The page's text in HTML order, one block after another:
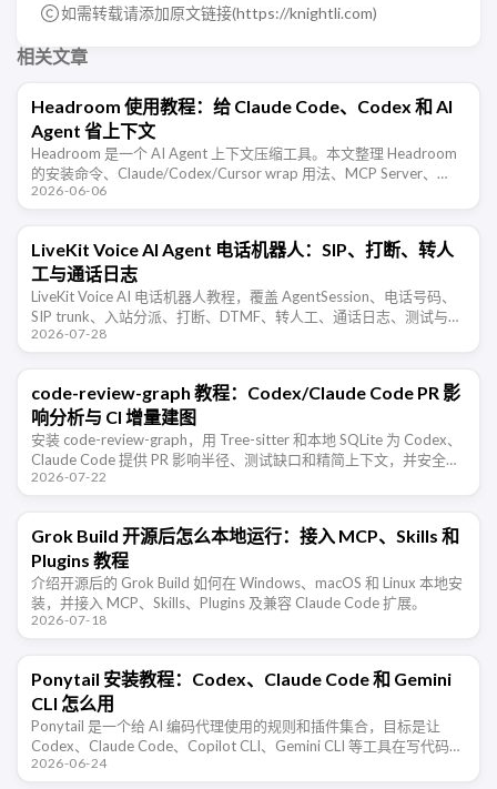
如需转载请添加原文链接(https://knightli.com)
相关文章
Headroom 使用教程：给 Claude Code、Codex 和 AI
Agent 省上下文
Headroom 是一个 AI Agent 上下文压缩工具。本文整理 Headroom
的安装命令、Claude/Codex/Cursor wrap 用法、MCP Server、
proxy 模式，以及 …
2026-06-06
LiveKit Voice AI Agent 电话机器人：SIP、打断、转人
工与通话日志
LiveKit Voice AI 电话机器人教程，覆盖 AgentSession、电话号码、
SIP trunk、入站分派、打断、DTMF、转人工、通话日志、测试与合
规边界。
2026-07-28
code-review-graph 教程：Codex/Claude Code PR 影
响分析与 CI 增量建图
安装 code-review-graph，用 Tree-sitter 和本地 SQLite 为 Codex、
Claude Code 提供 PR 影响半径、测试缺口和精简上下文，并安全接
入 GitHub …
2026-07-22
Grok Build 开源后怎么本地运行：接入 MCP、Skills 和
Plugins 教程
介绍开源后的 Grok Build 如何在 Windows、macOS 和 Linux 本地安
装，并接入 MCP、Skills、Plugins 及兼容 Claude Code 扩展。
2026-07-18
Ponytail 安装教程：Codex、Claude Code 和 Gemini
CLI 怎么用
Ponytail 是一个给 AI 编码代理使用的规则和插件集合，目标是让
Codex、Claude Code、Copilot CLI、Gemini CLI 等工具在写代码前
先判断是否真的需要新增代码， …
2026-06-24